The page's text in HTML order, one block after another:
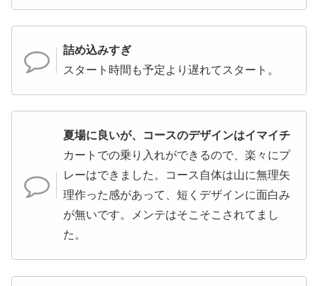
詰め込みすぎ
スタート時間も予定より遅れてスタート。
夏場に良いが、コースのデザインはイマイチ
カートでの乗り入れができるので、楽々にプ
レーはできました。コース自体は山に無理矢
理作った感があって、短くデザインに面白み
が無いです。メンテはそこそこされてまし
た。